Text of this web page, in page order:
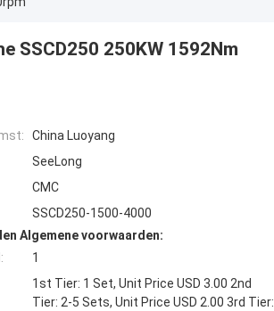
SSCD250 250KW 1592Nm
China Luoyang
SeeLong
CMC
SSCD250-1500-4000
Algemene voorwaarden:
1
1st Tier: 1 Set, Unit Price USD 3.00 2nd
Tier: 2-5 Sets, Unit Price USD 2.00 3rd Tier: